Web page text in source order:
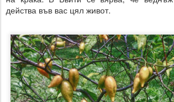
действа във вас цял живот.